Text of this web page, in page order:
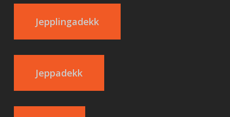
Jepplingadekk
Jeppadekk